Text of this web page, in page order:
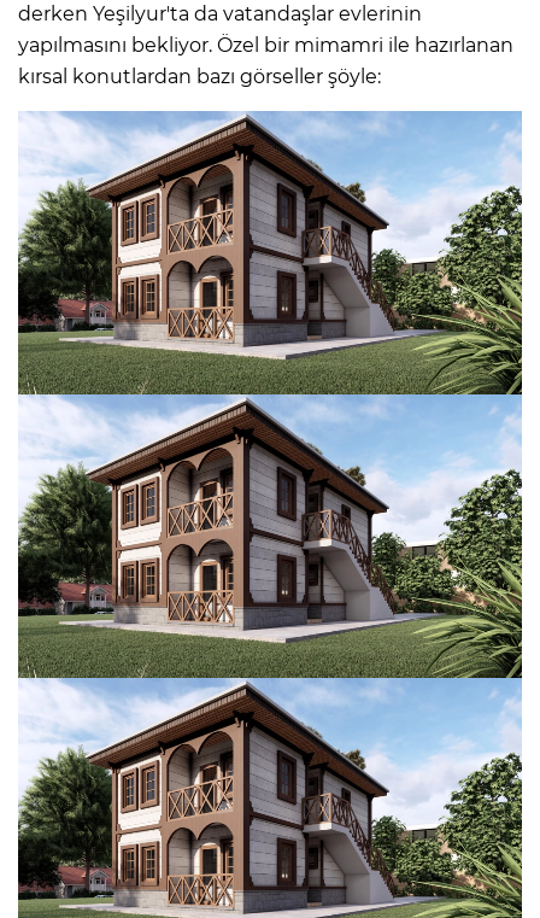
derken Yeşilyur'ta da vatandaşlar evlerinin
yapılmasını bekliyor. Özel bir mimamri ile hazırlanan
kırsal konutlardan bazı görseller şöyle: